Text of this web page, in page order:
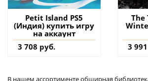
Petit Island PS5
(Индия) купить игру
на аккаунт
3 708 руб.
The
3
В нашем ассортименте обширная